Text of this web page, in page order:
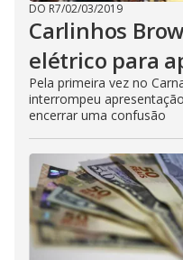
DO R7/02/03/2019
Carlinhos
elétrico para
Pela primeira vez no
interrompeu
encerrar uma confusão